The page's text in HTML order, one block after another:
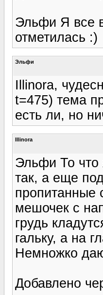
Эльфи Я все
отметилась :)
Эльфи
Illinora,
t=475) тема
есть ли, но
Illinora
Эльфи То что
так, а еще
пропитанные
мешочек с
грудь
гальку, а на
Немножко
Добавлено